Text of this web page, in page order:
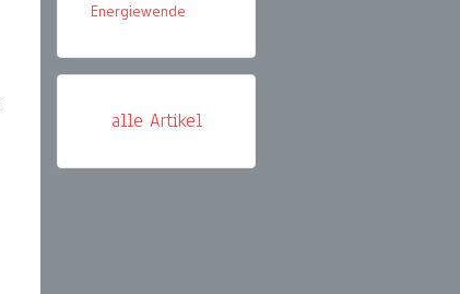
Energiewende
alle Artikel